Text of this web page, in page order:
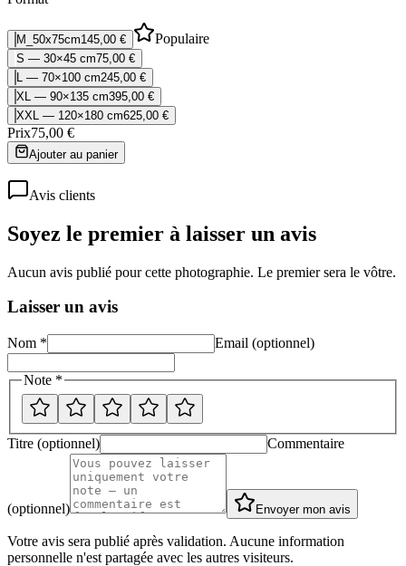
M_50x75cm145,00 € Populaire
S — 30×45 cm75,00 €
L — 70×100 cm245,00 €
XL — 90×135 cm395,00 €
XXL — 120×180 cm625,00 €
Prix75,00 €
Ajouter au panier
Avis clients
Soyez le premier à laisser un avis
Aucun avis publié pour cette photographie. Le premier sera le vôtre.
Laisser un avis
Nom * Email (optionnel)
Note *
Titre (optionnel) Commentaire
(optionnel) Envoyer mon avis
Votre avis sera publié après validation. Aucune information
personnelle n'est partagée avec les autres visiteurs.